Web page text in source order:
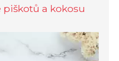
a kokosu